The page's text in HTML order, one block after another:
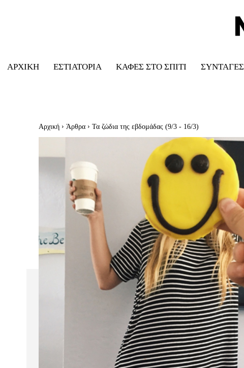
ΑΡΧΙΚΉ ΕΣΤΙΑΤΌΡΙΑ ΚΑΦΈΣ ΣΤΟ ΣΠΊΤΙ ΣΥΝΤΑΓΈΣ
Αρχική Άρθρα Τα ζώδια της εβδομάδας (9/3 - 16/3)